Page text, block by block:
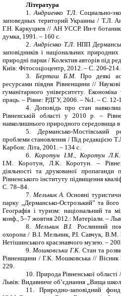
Література
1.
Андриенко Т.Л. Социально-
заповедных територий Украины / Т.Л.
Г.Н. Каркуциев // АН УССР. Ин-т
думка, 1991. – 160 с.
2.
Андрієнко Т.Л. НПП
заповідників і національних
природні парки / Колектив авторів під
Київ: Фітосоціоцентр, 2012. – С. 206-214.
3.
Берташ Б.М.Про деякі
ресурсами півдня Рівненщини //
гуманітарного університету.
праць. – Рівне: РДГУ, 2006. – №1. – С. 12-
4.
Доповідь про стан
Рівненській області у 2010 р. –
навколишнього природного середовища в
5.
Дермансько-Мостівський
проблеми становлення / Під редакцією
Карбон: Літа, 2001. – 134 с.
6.
Коротун І.М., Коротун Л.К.
І.М. Коротун, Л.К. Коротун. – Рівне:
діяльності та друкованої пропаганди
Рівненського інституту підвищення
С. 78–84.
7.
Мельник А. Основні
парку „Дермансько-Острозький” та
Географія і туризм: національний та
конф., 5–7 жовтня 2012.: Матеріали. –
8.
Мельник В.І. Рослинний
охорона / В.І. Мельник, Р.І. Савчук, В.М.
Нетішинського краєзнавчого музею. –
9. Мошковська Г.К. Стан та
Рівненщини / Г.К. Мошковська //
229.
10. Природа Рівненської
Львів: Видавниче об’єднання „Вища
11.
Природно-заповідний